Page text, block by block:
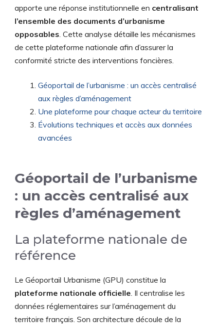
apporte une réponse institutionnelle en centralisant
l’ensemble des documents d’urbanisme
opposables. Cette analyse détaille les mécanismes
de cette plateforme nationale afin d’assurer la
conformité stricte des interventions foncières.
Géoportail de l’urbanisme : un accès centralisé
aux règles d’aménagement
Une plateforme pour chaque acteur du territoire
Évolutions techniques et accès aux données
avancées
Géoportail de l’urbanisme
: un accès centralisé aux
règles d’aménagement
La plateforme nationale de
référence
Le Géoportail Urbanisme (GPU) constitue la
plateforme nationale officielle. Il centralise les
données réglementaires sur l’aménagement du
territoire français. Son architecture découle de la